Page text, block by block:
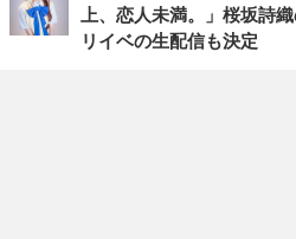
上、恋人未満。」桜坂詩
リイベの生配信も決定